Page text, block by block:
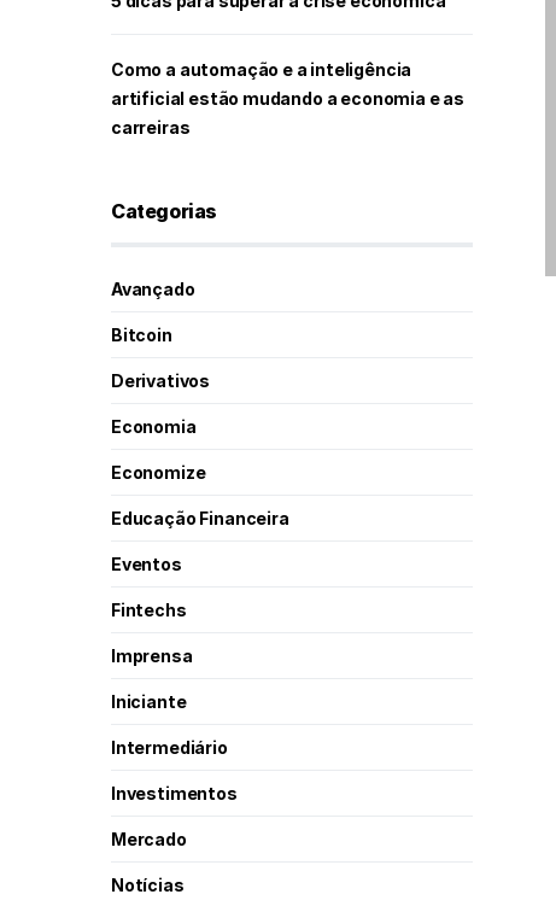
Como a automação e a inteligência
artificial estão mudando a economia e as
carreiras
Categorias
Avançado
Bitcoin
Derivativos
Economia
Economize
Educação Financeira
Eventos
Fintechs
Imprensa
Iniciante
Intermediário
Investimentos
Mercado
Notícias